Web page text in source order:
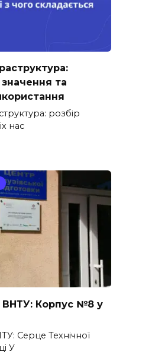
та
розбір
нас
ВНТУ: Корпус №8 у
Серце Технічної
У